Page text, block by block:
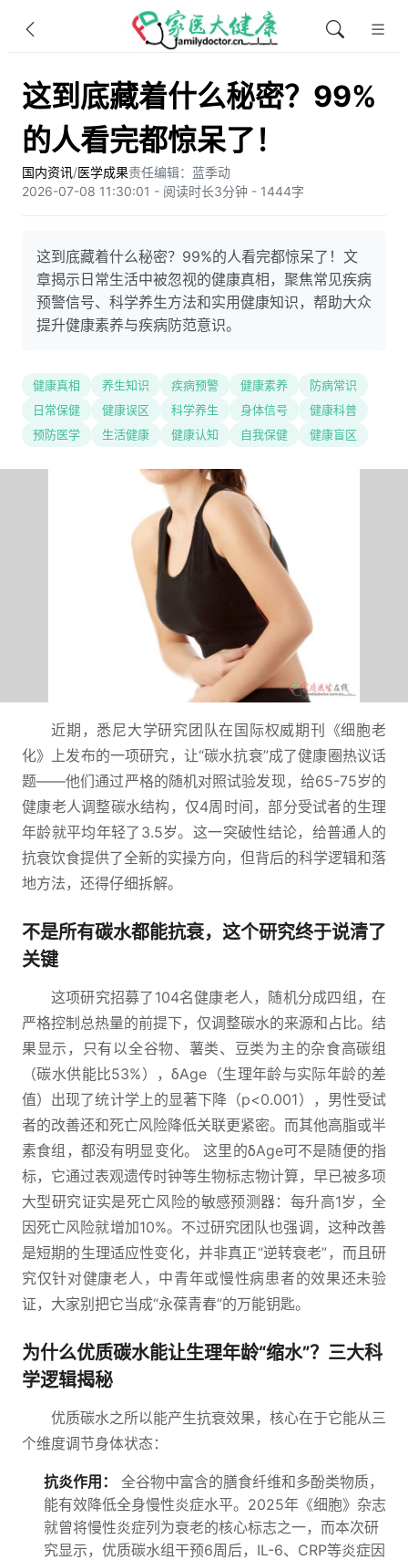
这到底藏着什么秘密？99%
的人看完都惊呆了！
国内资讯/医学成果责任编辑：蓝季动
2026-07-08 11:30:01 - 阅读时长3分钟 - 1444字
这到底藏着什么秘密？99%的人看完都惊呆了！文
章揭示日常生活中被忽视的健康真相，聚焦常见疾病
预警信号、科学养生方法和实用健康知识，帮助大众
提升健康素养与疾病防范意识。
健康真相 养生知识 疾病预警 健康素养
防病常识
日常保健
健康误区 科学养生 身体信号
健康科普
预防医学
生活健康 健康认知 自我保健 健康盲区
近期，悉尼大学研究团队在国际权威期刊《细胞老
化》上发布的一项研究，让“碳水抗衰”成了健康圈热议话
题——他们通过严格的随机对照试验发现，给65-75岁的
健康老人调整碳水结构，仅4周时间，部分受试者的生理
年龄就平均年轻了3.5岁。这一突破性结论，给普通人的
抗衰饮食提供了全新的实操方向，但背后的科学逻辑和落
地方法，还得仔细拆解。
不是所有碳水都能抗衰，这个研究终于说清了
关键
这项研究招募了104名健康老人，随机分成四组，在
严格控制总热量的前提下，仅调整碳水的来源和占比。结
果显示，只有以全谷物、薯类、豆类为主的杂食高碳组
（碳水供能比53%），δAge（生理年龄与实际年龄的差
值）出现了统计学上的显著下降（p<0.001），男性受试
者的改善还和死亡风险降低关联更紧密。而其他高脂或半
素食组，都没有明显变化。 这里的δAge可不是随便的指
标，它通过表观遗传时钟等生物标志物计算，早已被多项
大型研究证实是死亡风险的敏感预测器：每升高1岁，全
因死亡风险就增加10%。不过研究团队也强调，这种改善
是短期的生理适应性变化，并非真正“逆转衰老”，而且研
究仅针对健康老人，中青年或慢性病患者的效果还未验
证，大家别把它当成“永葆青春”的万能钥匙。
为什么优质碳水能让生理年龄“缩水”？三大科
学逻辑揭秘
优质碳水之所以能产生抗衰效果，核心在于它能从三
个维度调节身体状态：
抗炎作用：
全谷物中富含的膳食纤维和多酚类物质，
能有效降低全身慢性炎症水平。2025年《细胞》杂志
就曾将慢性炎症列为衰老的核心标志之一，而本次研
究显示，优质碳水组干预6周后，IL-6、CRP等炎症因